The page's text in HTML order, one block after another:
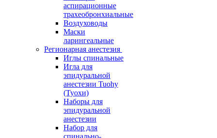
аспирационные
трахеобронхиальные
Воздуховоды
Маски
ларингеальные
Регионарная анестезия
Иглы спинальные
Игла для
эпидуральной
анестезии Tuohy
(Туохи)
Наборы для
эпидуральной
анестезии
Набор для
спинально-